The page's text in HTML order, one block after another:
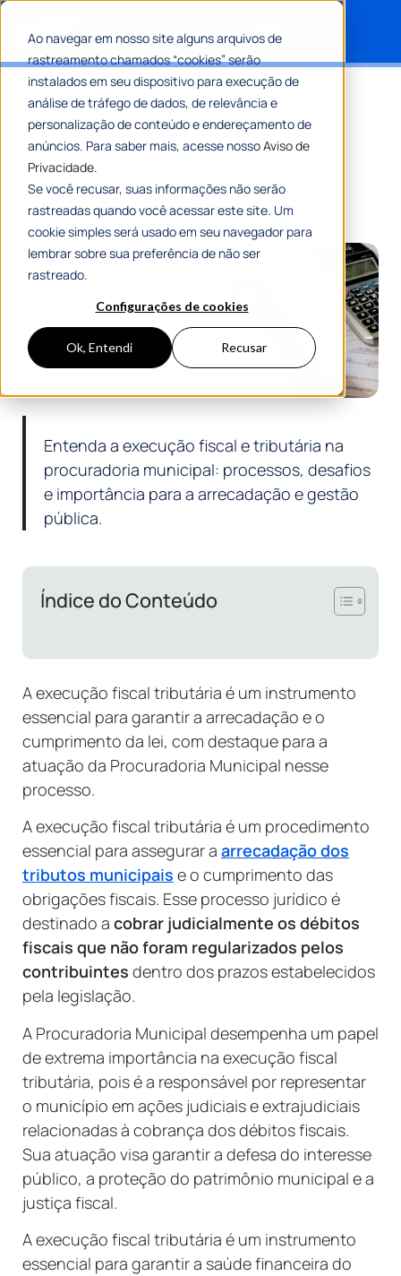
Ao navegar em nosso site alguns arquivos de
rastreamento chamados “cookies” serão
instalados em seu dispositivo para execução de
análise de tráfego de dados, de relevância e
personalização de conteúdo e endereçamento de
anúncios. Para saber mais, acesse nossoAviso de
Privacidade.
Se você recusar, suas informações não serão
rastreadas quando você acessar este site. Um
cookie simples será usado em seu navegador para
lembrar sobre sua preferência de não ser
rastreado.
Configurações de cookies
Ok, Entendi Recusar
O que é e como funciona a
execução fiscal e tributária na
procuradoria municipal?
Por Romulo Ribeiro Teixeira
28 Agosto 2023
9 Min De Leitura
Entenda a execução fiscal e tributária na
procuradoria municipal: processos, desafios
e importância para a arrecadação e gestão
pública.
Índice do Conteúdo
A execução fiscal tributária é um instrumento
essencial para garantir a arrecadação e o
cumprimento da lei, com destaque para a
atuação da Procuradoria Municipal nesse
processo.
A execução fiscal tributária é um procedimento
essencial para assegurar a arrecadação dos
tributos municipais e o cumprimento das
obrigações fiscais. Esse processo jurídico é
destinado a cobrar judicialmente os débitos
fiscais que não foram regularizados pelos
contribuintes dentro dos prazos estabelecidos
pela legislação.
A Procuradoria Municipal desempenha um papel
de extrema importância na execução fiscal
tributária, pois é a responsável por representar
o município em ações judiciais e extrajudiciais
relacionadas à cobrança dos débitos fiscais.
Sua atuação visa garantir a defesa do interesse
público, a proteção do patrimônio municipal e a
justiça fiscal.
A execução fiscal tributária é um instrumento
essencial para garantir a saúde financeira do